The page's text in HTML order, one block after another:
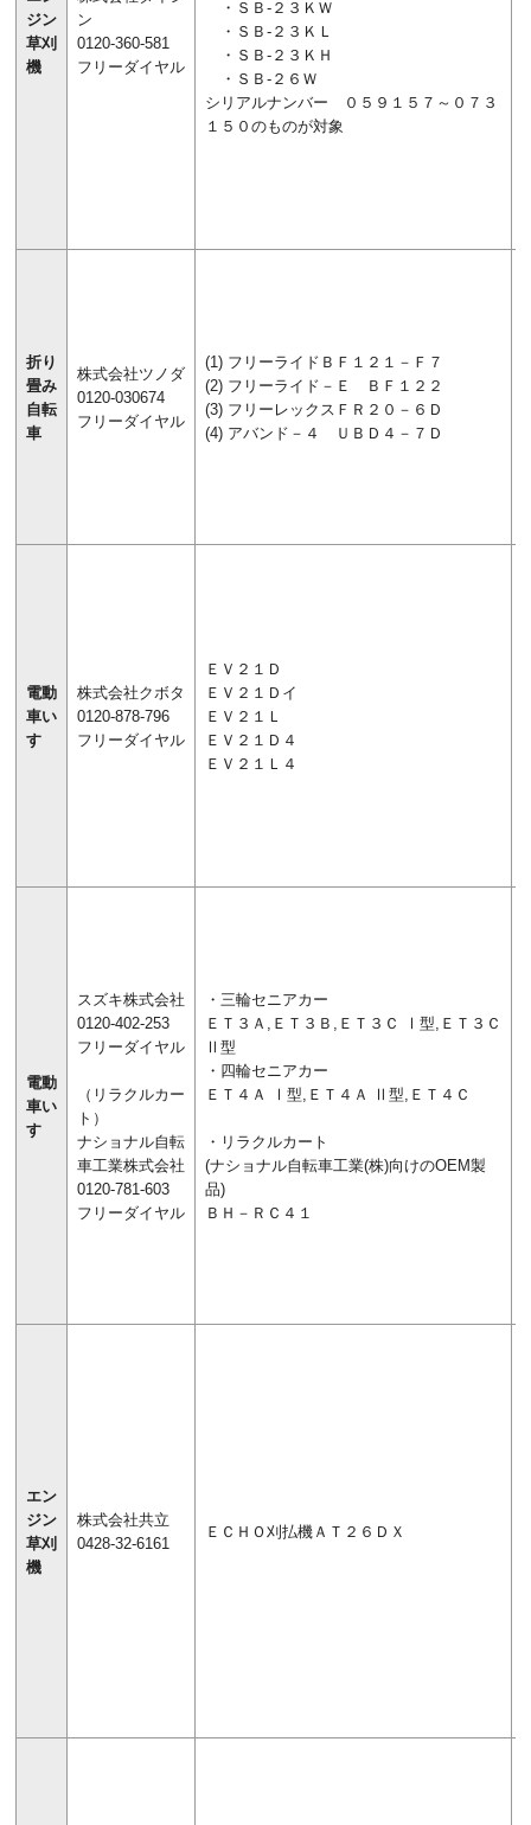
ジン
草刈
機
ン
0120-360-581
フリーダイヤル
・ＳＢ-２３ＫＷ
・ＳＢ-２３ＫＬ
・ＳＢ-２３ＫＨ
・ＳＢ-２６Ｗ
シリアルナンバー ０５９１５７～０７３
１５０のものが対象
折り
畳み
自転
車
株式会社ツノダ
0120-030674
フリーダイヤル
(1) フリーライドＢＦ１２１－Ｆ７
(2) フリーライド－Ｅ ＢＦ１２２
(3) フリーレックスＦＲ２０－６Ｄ
(4) アバンド－４ ＵＢＤ４－７Ｄ
電動
車い
す
株式会社クボタ
0120-878-796
フリーダイヤル
ＥＶ２１Ｄ
ＥＶ２１Ｄイ
ＥＶ２１Ｌ
ＥＶ２１Ｄ４
ＥＶ２１Ｌ４
電動
車い
す
スズキ株式会社
0120-402-253
フリーダイヤル
（リラクルカー
ト）
ナショナル自転
車工業株式会社
0120-781-603
フリーダイヤル
・三輪セニアカー
ＥＴ３Ａ,ＥＴ３Ｂ,ＥＴ３Ｃ Ⅰ型,ＥＴ３Ｃ
Ⅱ型
・四輪セニアカー
ＥＴ４Ａ Ⅰ型,ＥＴ４Ａ Ⅱ型,ＥＴ４Ｃ
・リラクルカート
(ナショナル自転車工業(株)向けのOEM製
品)
ＢＨ－ＲＣ４１
エン
ジン
草刈
機
株式会社共立
0428-32-6161
ＥＣＨＯ刈払機ＡＴ２６ＤＸ